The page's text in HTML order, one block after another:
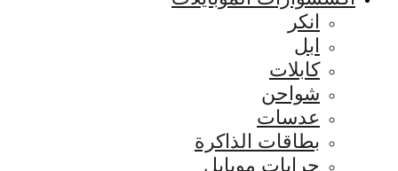
انكر
ابل
كابلات
شواحن
عدسات
بطاقات الذاكرة
جرابات موبايل